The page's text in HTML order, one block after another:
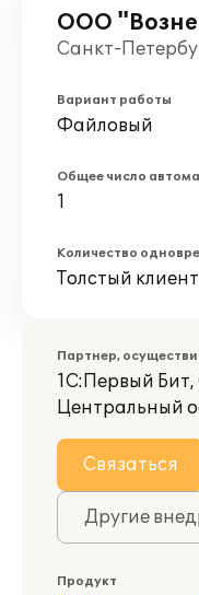
ООО
Санкт-
Вариант работы
Файловый
Общее число
1
Количество
Толстый
Партнер,
1С:Первый
Центральный
Связаться
Другие
Продукт